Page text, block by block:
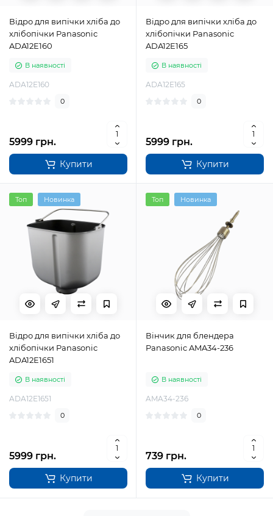
Відро для випічки хліба до
хлібопічки Panasonic
ADA12E160
В наявності
ADA12E160
0
5999 грн.
Купити
Відро для випічки хліба до
хлібопічки Panasonic
ADA12E165
В наявності
ADA12E165
0
5999 грн.
Купити
Топ Новинка
Відро для випічки хліба до
хлібопічки Panasonic
ADA12E1651
В наявності
ADA12E1651
0
5999 грн.
Купити
Топ Новинка
Вінчик для блендера
Panasonic AMA34-236
В наявності
AMA34-236
0
739 грн.
Купити